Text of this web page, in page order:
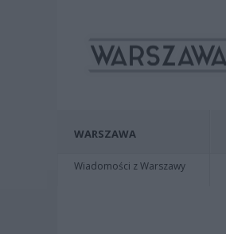
WARSZAWA
Wiadomości z Warszawy